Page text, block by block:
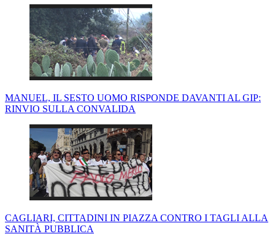
MANUEL, IL SESTO UOMO RISPONDE DAVANTI AL GIP:
RINVIO SULLA CONVALIDA
CAGLIARI, CITTADINI IN PIAZZA CONTRO I TAGLI ALLA
SANITÀ PUBBLICA